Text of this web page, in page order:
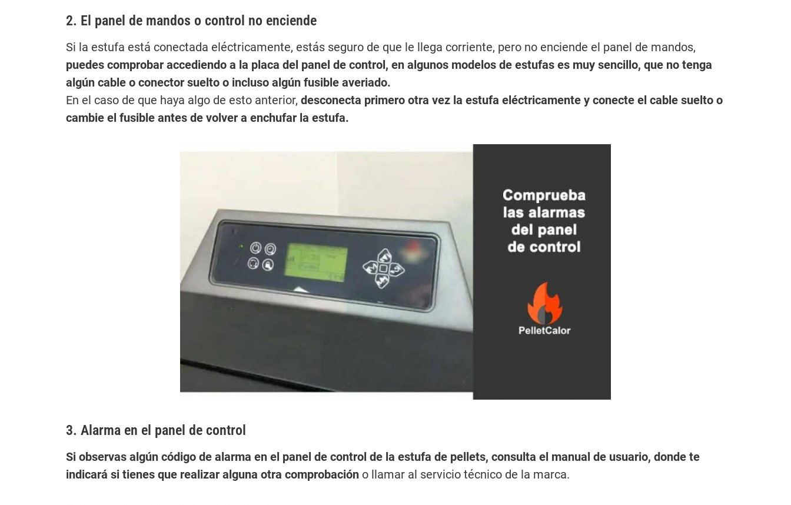
2. El panel de mandos o control no enciende
Si la estufa está conectada eléctricamente, estás seguro de que le llega corriente, pero no enciende el panel de mandos,
puedes comprobar accediendo a la placa del panel de control, en algunos modelos de estufas es muy sencillo, que no tenga
algún cable o conector suelto o incluso algún fusible averiado.
En el caso de que haya algo de esto anterior, desconecta primero otra vez la estufa eléctricamente y conecte el cable suelto o
cambie el fusible antes de volver a enchufar la estufa.
3. Alarma en el panel de control
Si observas algún código de alarma en el panel de control de la estufa de pellets, consulta el manual de usuario, donde te
indicará si tienes que realizar alguna otra comprobación o llamar al servicio técnico de la marca.